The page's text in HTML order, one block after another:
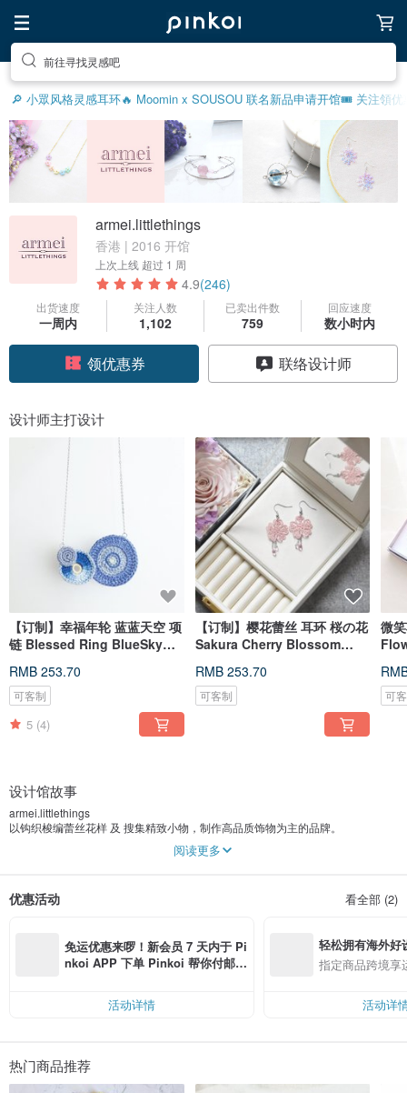
送自己一个特别的礼物
🔎 小眾风格灵感耳环🔥 Moomin x SOUSOU 联名新品申请开馆🎟️ 关注領优
armei.littlethings
香港 | 2016 开馆
上次上线 超过 1 周
4.9(246)
出货速度
一周内
关注人数
1,102
已卖出件数
759
回应速度
数小时内
领优惠券
联络设计师
设计师主打设计
【订制】幸福年轮 蓝蓝天空 项
链 Blessed Ring BlueSky
RMB 253.70
可客制
5 (4)
【订制】樱花蕾丝 耳环 桜の花
Sakura Cherry Blossom
RMB 253.70
可客制
微
可
设计馆故事
armei.littlethings
以钩织梭编蕾丝花样 及 搜集精致小物，制作高品质饰物为主的品牌。
阅读更多
优惠活动 看全部 (2)
免运优惠来啰！新会员 7 天内于 Pi
nkoi APP 下单 Pinkoi 帮你付邮
活动详情
轻松拥有海外好
指定商品跨境享
活动详
热门商品推荐